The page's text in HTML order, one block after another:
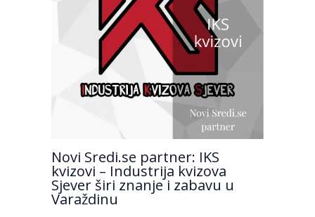
Novi Sredi.se partner: IKS
kvizovi – Industrija kvizova
Sjever širi znanje i zabavu u
Varaždinu